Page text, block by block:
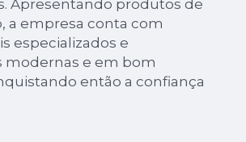
Apresentando produtos de
a empresa conta com
especializados e
modernas e em bom
então a confiança